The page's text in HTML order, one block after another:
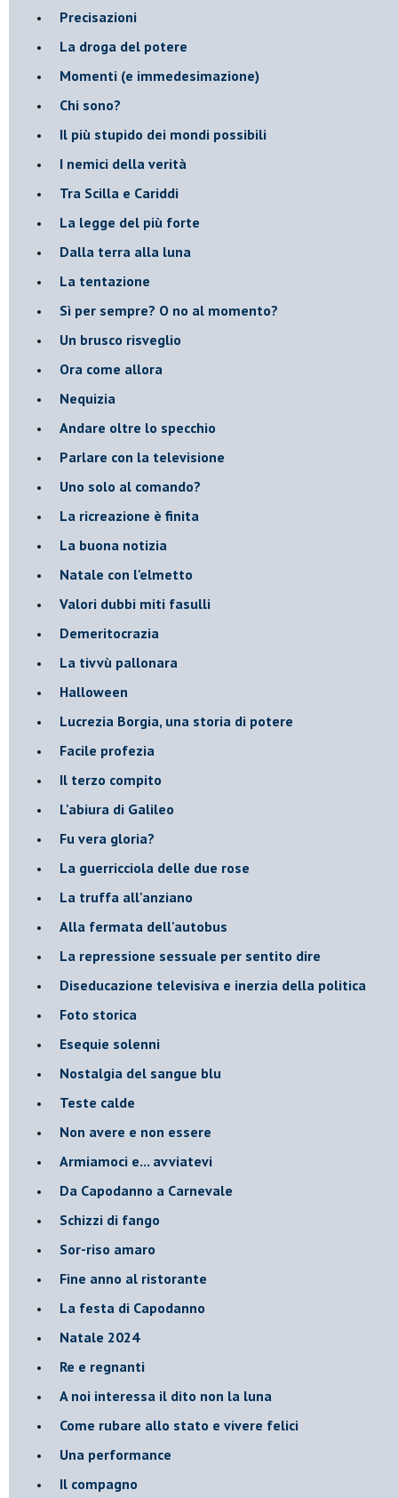
Precisazioni
La droga del potere
Momenti (e immedesimazione)
Chi sono?
Il più stupido dei mondi possibili
I nemici della verità
Tra Scilla e Cariddi
La legge del più forte
Dalla terra alla luna
La tentazione
​Sì per sempre? O no al momento?
Un brusco risveglio
Ora come allora
Nequizia
Andare oltre lo specchio
Parlare con la televisione
Uno solo al comando?
La ricreazione è finita
La buona notizia
Natale con l'elmetto
Valori dubbi miti fasulli
Demeritocrazia
La tivvù pallonara
Halloween
​Lucrezia Borgia, una storia di potere
Facile profezia
Il terzo compito
L'abiura di Galileo
Fu vera gloria?
La guerricciola delle due rose
La truffa all'anziano
Alla fermata dell'autobus
La repressione sessuale per sentito dire
Diseducazione televisiva e inerzia della politica
Foto storica
Esequie solenni
Nostalgia del sangue blu
Teste calde
Non avere e non essere
Armiamoci e... avviatevi
Da Capodanno a Carnevale
Schizzi di fango
Sor-riso amaro
Fine anno al ristorante
La festa di Capodanno
Natale 2024
Re e regnanti
A noi interessa il dito non la luna
Come rubare allo stato e vivere felici
Una performance
Il compagno